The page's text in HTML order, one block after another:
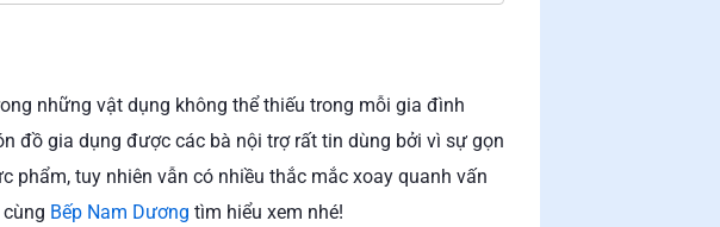
những vật dụng không thể thiếu trong mỗi gia đình
đồ gia dụng được các bà nội trợ rất tin dùng bởi vì sự gọn
tuy nhiên vẫn có nhiều thắc mắc xoay quanh vấn
Bếp Nam Dương tìm hiểu xem nhé!